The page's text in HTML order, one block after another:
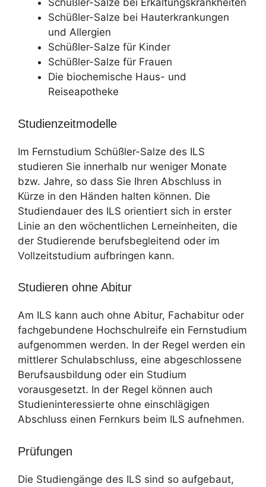
Schüßler-Salze bei Erkältungskrankheiten
Schüßler-Salze bei Hauterkrankungen
und Allergien
Schüßler-Salze für Kinder
Schüßler-Salze für Frauen
Die biochemische Haus- und
Reiseapotheke
Studienzeitmodelle
Im Fernstudium Schüßler-Salze des ILS
studieren Sie innerhalb nur weniger Monate
bzw. Jahre, so dass Sie Ihren Abschluss in
Kürze in den Händen halten können. Die
Studiendauer des ILS orientiert sich in erster
Linie an den wöchentlichen Lerneinheiten, die
der Studierende berufsbegleitend oder im
Vollzeitstudium aufbringen kann.
Studieren ohne Abitur
Am ILS kann auch ohne Abitur, Fachabitur oder
fachgebundene Hochschulreife ein Fernstudium
aufgenommen werden. In der Regel werden ein
mittlerer Schulabschluss, eine abgeschlossene
Berufsausbildung oder ein Studium
vorausgesetzt. In der Regel können auch
Studieninteressierte ohne einschlägigen
Abschluss einen Fernkurs beim ILS aufnehmen.
Prüfungen
Die Studiengänge des ILS sind so aufgebaut,